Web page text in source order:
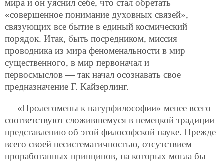
мира и он уяснил себе, что стал обретать
«совершенное понимание духовных связей»,
связующих все бытие в единый космический
порядок. Итак, быть посредником, миссия
проводника из мира феноменальности в мир
существенного, в мир первоначал и
первосмыслов — так начал осознавать свое
предназначение Г. Кайзерлинг.
«Пролегомены к натурфилософии» менее всего
соответствуют сложившемуся в немецкой традиции
представлению об этой философской науке. Прежде
всего своей несистематичностью, отсутствием
проработанных принципов, на которых могла бы